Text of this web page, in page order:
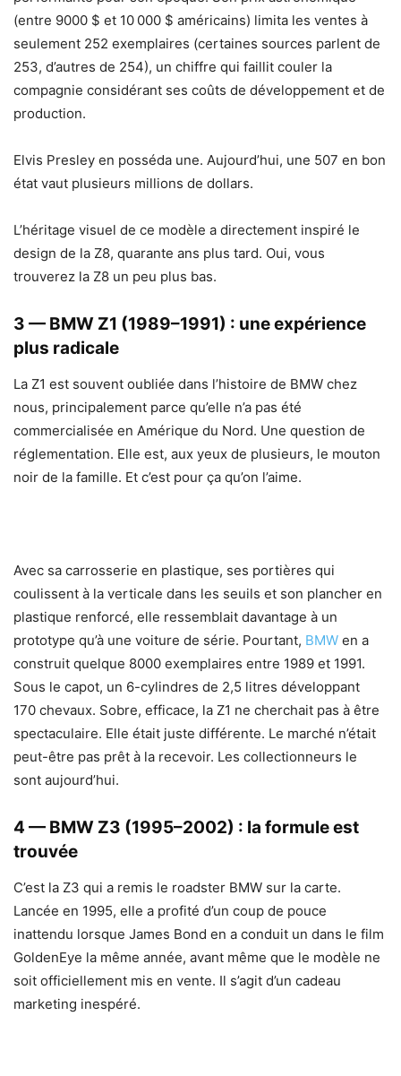
(entre 9000 $ et 10 000 $ américains) limita les ventes à
seulement 252 exemplaires (certaines sources parlent de
253, d’autres de 254), un chiffre qui faillit couler la
compagnie considérant ses coûts de développement et de
production.
Elvis Presley en posséda une. Aujourd’hui, une 507 en bon
état vaut plusieurs millions de dollars.
L’héritage visuel de ce modèle a directement inspiré le
design de la Z8, quarante ans plus tard. Oui, vous
trouverez la Z8 un peu plus bas.
3 — BMW Z1 (1989–1991) : une expérience
plus radicale
La Z1 est souvent oubliée dans l’histoire de BMW chez
nous, principalement parce qu’elle n’a pas été
commercialisée en Amérique du Nord. Une question de
réglementation. Elle est, aux yeux de plusieurs, le mouton
noir de la famille. Et c’est pour ça qu’on l’aime.
Avec sa carrosserie en plastique, ses portières qui
coulissent à la verticale dans les seuils et son plancher en
plastique renforcé, elle ressemblait davantage à un
prototype qu’à une voiture de série. Pourtant, BMW en a
construit quelque 8000 exemplaires entre 1989 et 1991.
Sous le capot, un 6-cylindres de 2,5 litres développant
170 chevaux. Sobre, efficace, la Z1 ne cherchait pas à être
spectaculaire. Elle était juste différente. Le marché n’était
peut-être pas prêt à la recevoir. Les collectionneurs le
sont aujourd’hui.
4 — BMW Z3 (1995–2002) : la formule est
trouvée
C’est la Z3 qui a remis le roadster BMW sur la carte.
Lancée en 1995, elle a profité d’un coup de pouce
inattendu lorsque James Bond en a conduit un dans le film
GoldenEye la même année, avant même que le modèle ne
soit officiellement mis en vente. Il s’agit d’un cadeau
marketing inespéré.